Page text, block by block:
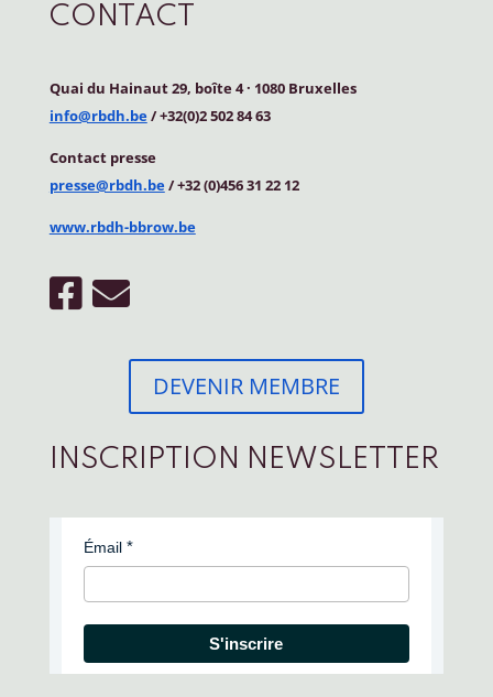
CONTACT
Quai du Hainaut 29, boîte 4· 1080 Bruxelles
info@rbdh.be/ +32(0)2 502 84 63
Contact presse
presse@rbdh.be/ +32 (0)456 31 22 12
www.rbdh-bbrow.be
DEVENIR MEMBRE
INSCRIPTION NEWSLETTER
Émail
S'inscrire